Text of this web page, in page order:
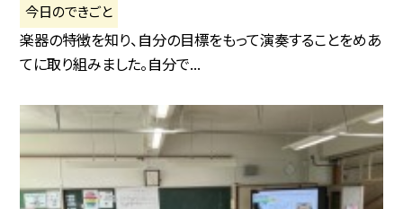
今日のできごと
楽器の特徴を知り、自分の目標をもって演奏することをめあ
てに取り組みました。自分で...